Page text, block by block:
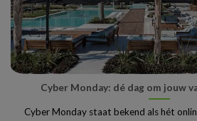
Cyber Monday: dé dag om jouw
Cyber Monday staat bekend als hét